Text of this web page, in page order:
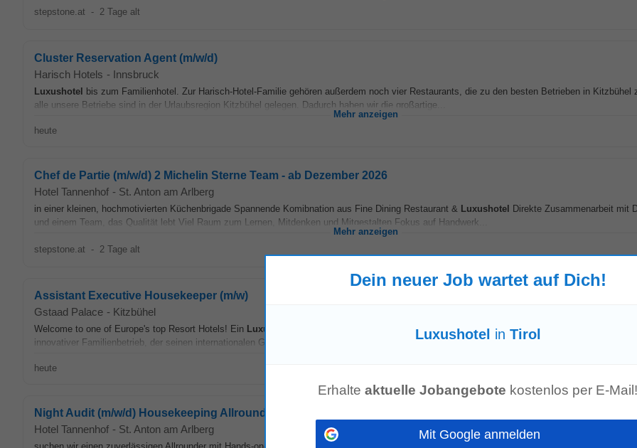
stepstone.at - 2 Tage alt
Cluster Reservation Agent (m/w/d)
Harisch Hotels - Innsbruck
Luxushotel
bis zum Familienhotel. Zur Harisch-Hotel-Familie gehören außerdem noch vier Restaurants, die zu den besten Betrieben in Kitzbühel
alle unsere Betriebe sind in der Urlaubsregion Kitzbühel gelegen. Dadurch haben wir die großartige...
Mehr anzeigen
heute
Chef de Partie (m/w/d) 2 Michelin Sterne Team - ab Dezember 2026
Hotel Tannenhof - St. Anton am Arlberg
in einer kleinen, hochmotivierten Küchenbrigade Spannende Komibnation aus Fine Dining Restaurant & Luxushotel
Direkte Zusammenarbeit mit
und einem Team, das Qualität lebt Viel Raum zum Lernen, Mitdenken und Mitgestalten Fokus auf Handwerk...
Mehr anzeigen
stepstone.at - 2 Tage alt
Assistant Executive Housekeeper (m/w)
Gstaad Palace - Kitzbühel
Welcome to one of Europe's top Resort Hotels! Ein Luxushotel
mit grosser Tradition heisst Sie herzlich willkommen im Saanenland! Das Gstaad
innovativer Familienbetrieb, der seinen internationalen Gästen in 90 Zimmern und Suiten, 5...
heute
Night Audit (m/w/d) Housekeeping Allrounder
Hotel Tannenhof - St. Anton am Arlberg
Dein neuer Job wartet auf Dich!
Luxushotel in Tirol
Erhalte aktuelle Jobangebote kostenlos per E-Mail!
Mit Google anmelden